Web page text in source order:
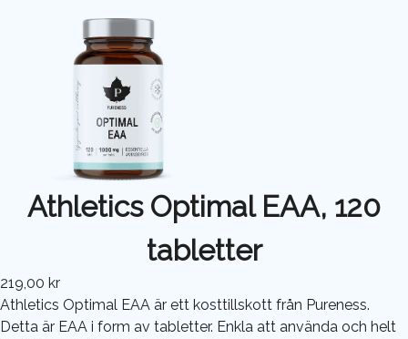
Athletics Optimal EAA, 120
tabletter
219,00 kr
Athletics Optimal EAA är ett kosttillskott från Pureness.
Detta är EAA i form av tabletter. Enkla att använda och helt